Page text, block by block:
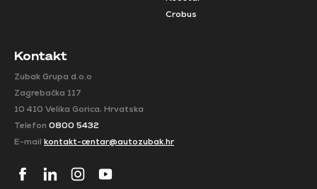
Crobus
Kontakt
Zubak Grupa d.o.o
Zagrebačka 117
10 410 Velika Gorica, Hrvatska
Telefon 0800 5432
E-mail kontakt-centar@autozubak.hr